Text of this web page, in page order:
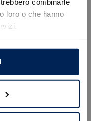
combinarle
loro o che hanno
riuscito